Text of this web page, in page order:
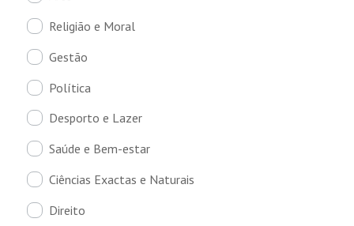
Religião e Moral
Gestão
Política
Desporto e Lazer
Saúde e Bem-estar
Ciências Exactas e Naturais
Direito